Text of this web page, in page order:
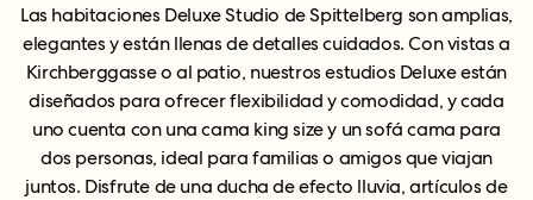
Las habitaciones Deluxe Studio de Spittelberg son amplias,
elegantes y están llenas de detalles cuidados. Con vistas a
Kirchberggasse o al patio, nuestros estudios Deluxe están
diseñados para ofrecer flexibilidad y comodidad, y cada
uno cuenta con una cama king size y un sofá cama para
dos personas, ideal para familias o amigos que viajan
juntos. Disfrute de una ducha de efecto lluvia, artículos de